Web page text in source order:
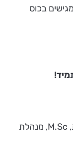
בכוס
* הכותבת, איילת נדיב - דיאטנית קלינית, M.Sc, מנהלת